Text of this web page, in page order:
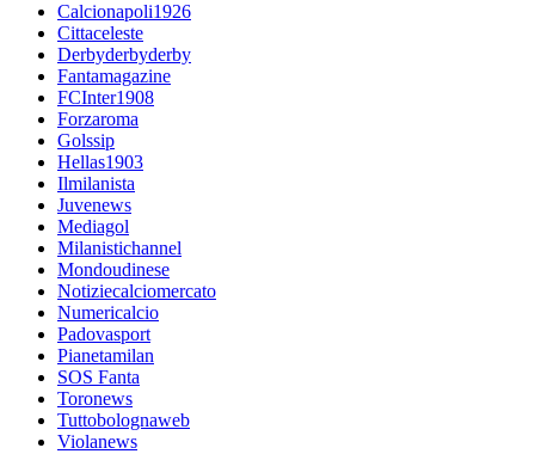
Calcionapoli1926
Cittaceleste
Derbyderbyderby
Fantamagazine
FCInter1908
Forzaroma
Golssip
Hellas1903
Ilmilanista
Juvenews
Mediagol
Milanistichannel
Mondoudinese
Notiziecalciomercato
Numericalcio
Padovasport
Pianetamilan
SOS Fanta
Toronews
Tuttobolognaweb
Violanews